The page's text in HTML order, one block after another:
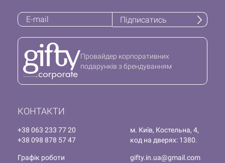
КОНТАКТИ
+38 063 233 77 20
+38 098 878 57 47
м. Київ, Костельна, 4,
код на дверях: 1380.
Графік роботи
gifty.in.ua@gmail.com
Підписатись
Провайдер корпоративних
подарунків з брендуванням